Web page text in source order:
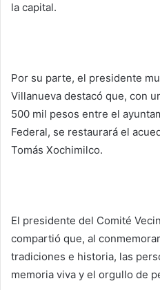
la capital.
Por su parte, el presidente
Villanueva destacó que, con
500 mil pesos entre el
Federal, se restaurará el
Tomás Xochimilco.
El presidente del Comité
compartió que, al
tradiciones e historia, las
memoria viva y el orgullo de